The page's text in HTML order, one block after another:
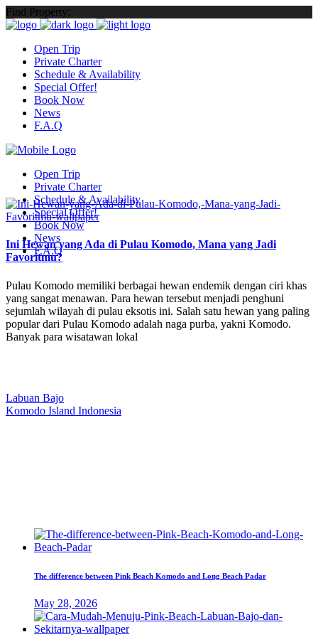
Find Property:
Open Trip
Private Charter
Schedule & Availability
Special Offer!
Book Now
News
F.A.Q
Open Trip
Private Charter
Schedule & Availability
Special Offer!
Book Now
News
F.A.Q
Ini Hewan yang Ada di Pulau Komodo, Mana yang Jadi
Favoritmu?
Pulau Komodo memiliki berbagai hewan endemik dengan ciri khas
yang sangat menawan. Para hewan tersebut menjadi penghuni
sejumlah wilayah di pulau eksotis ini. Salah satu hewan yang paling
popular dari Pulau Komodo adalah naga purba, yakni Komodo.
Banyak para wisatawan lokal
Labuan Bajo
Komodo Island Indonesia
The difference between Pink Beach Komodo and Long Beach Padar
May 28, 2026